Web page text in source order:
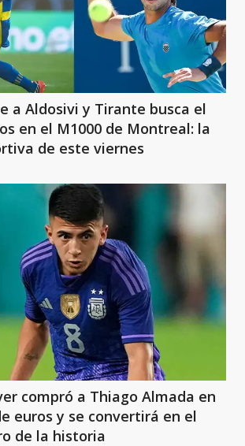
a Aldosivi y Tirante busca el
en el M1000 de Montreal: la
de este viernes
compró a Thiago Almada en
euros y se convertirá en el
de la historia